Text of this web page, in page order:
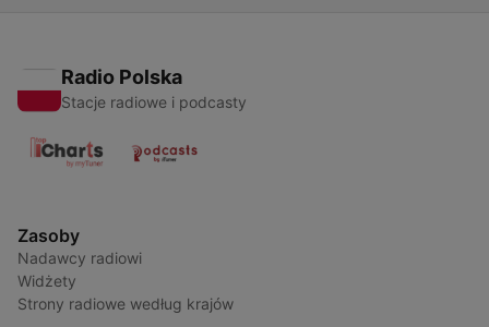
Radio Polska
Stacje radiowe i podcasty
Zasoby
Nadawcy radiowi
Widżety
Strony radiowe według krajów